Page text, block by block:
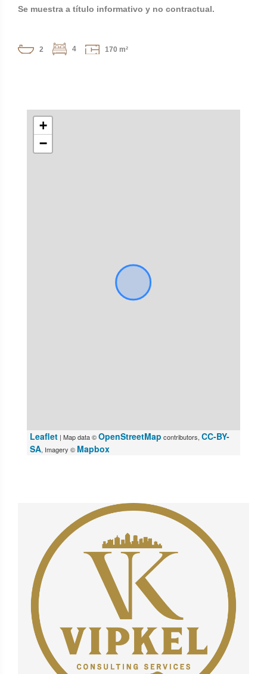
Se muestra a título informativo y no contractual.
2 4 170 m²
+
−
Leaflet | Map data ©OpenStreetMap contributors, CC-BY-
SA, Imagery © Mapbox